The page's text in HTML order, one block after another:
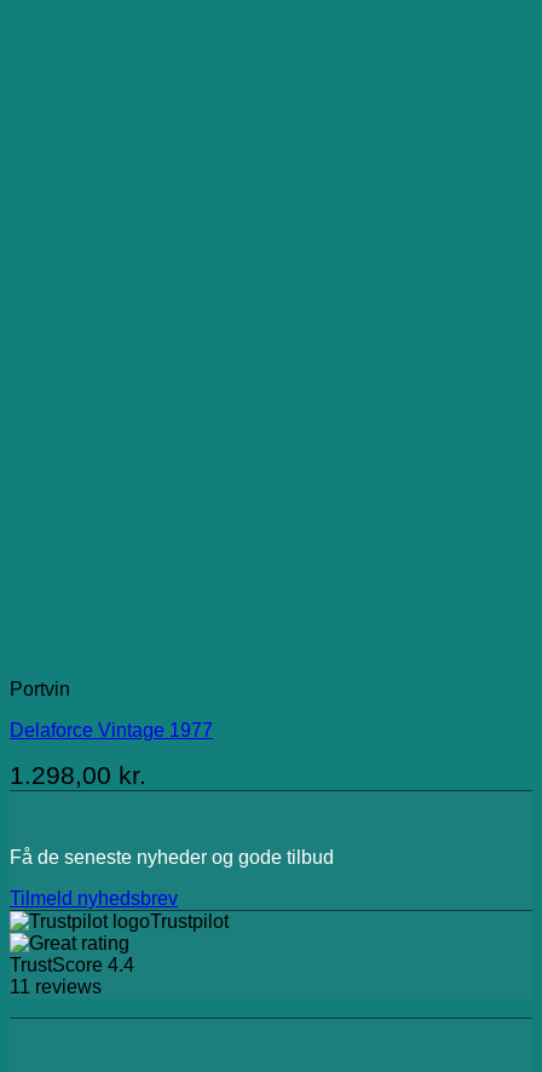
Portvin
Delaforce Vintage 1977
1.298,00 kr.
Få de seneste nyheder og gode tilbud
Tilmeld nyhedsbrev
Trustpilot
TrustScore 4.4
11 reviews